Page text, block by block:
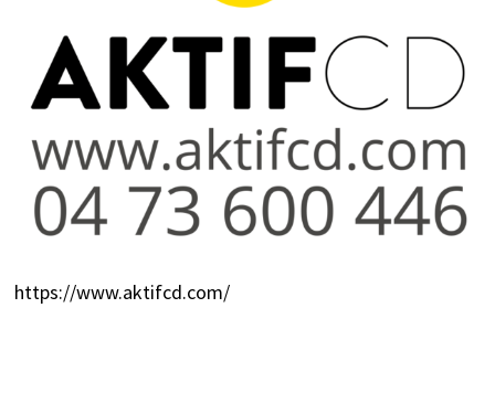
https://www.aktifcd.com/